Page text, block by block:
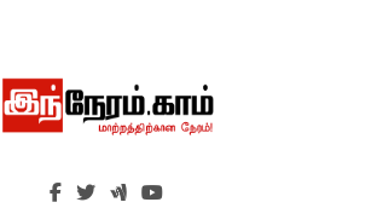
இந்நேரம்.காம்
செய்திகளுக்கு அப்பால்…